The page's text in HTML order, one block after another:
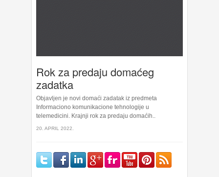
Rok za predaju domaćeg
zadatka
Objavljen je novi domaći zadatak iz predmeta
Informaciono komunikacione tehnologije u
telemedicini. Krajnji rok za predaju domaćih..
20. APRIL 2022.